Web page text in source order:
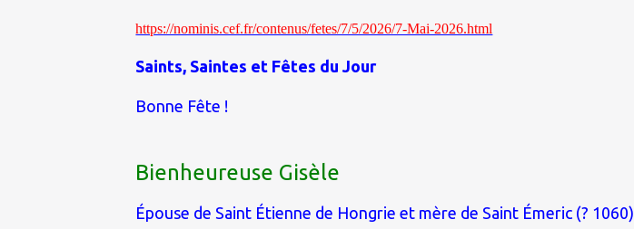
https://nominis.cef.fr/contenus/fetes/7/5/2026/7-Mai-2026.html
Saints, Saintes et Fêtes du Jour
Bonne Fête !
Bienheureuse Gisèle
Épouse de Saint Étienne de Hongrie et mère de Saint Émeric (? 1060)